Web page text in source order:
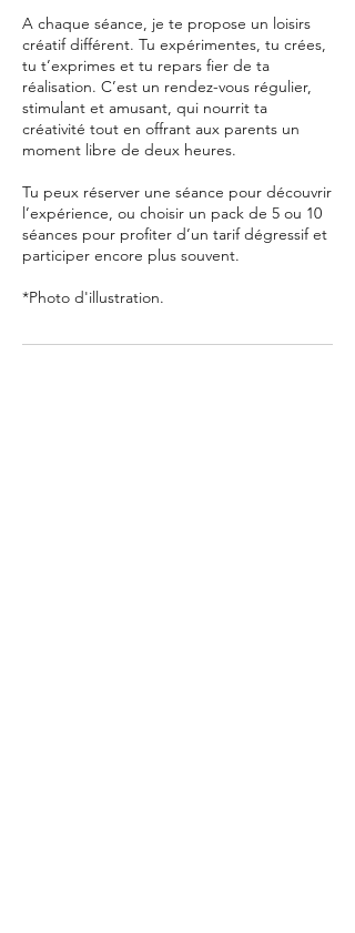
A chaque séance, je te propose un loisirs
créatif différent. Tu expérimentes, tu crées,
tu t’exprimes et tu repars fier de ta
réalisation. C’est un rendez-vous régulier,
stimulant et amusant, qui nourrit ta
créativité tout en offrant aux parents un
moment libre de deux heures.
Tu peux réserver une séance pour découvrir
l’expérience, ou choisir un pack de 5 ou 10
séances pour profiter d’un tarif dégressif et
participer encore plus souvent.
*Photo d'illustration.